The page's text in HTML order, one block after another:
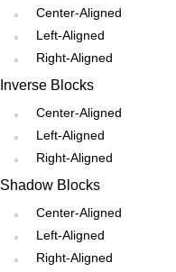
Center-Aligned
Left-Aligned
Right-Aligned
Inverse Blocks
Center-Aligned
Left-Aligned
Right-Aligned
Shadow Blocks
Center-Aligned
Left-Aligned
Right-Aligned